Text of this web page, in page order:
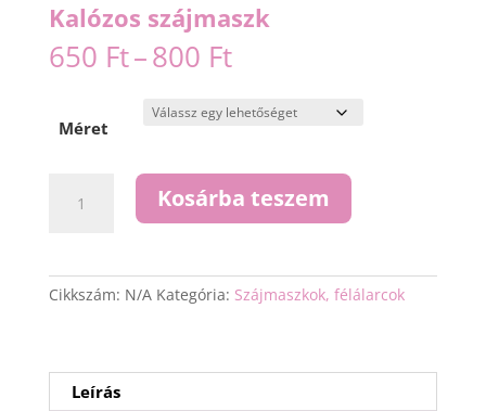
Kalózos szájmaszk
650 Ft–800 FtÁrtartomány:
650 Ft
-
800 Ft
Méret
szájmaszk
Kosárba teszem
Cikkszám: N/A Kategória: Szájmaszkok, félálarcok
Leírás